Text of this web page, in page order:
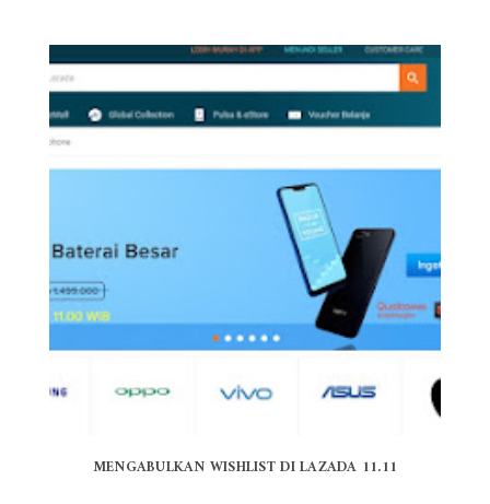
MENGABULKAN WISHLIST DI LAZADA 11.11